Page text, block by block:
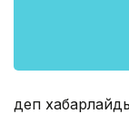
деп хабарлайды